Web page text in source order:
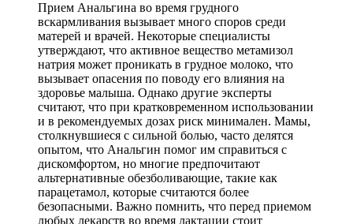
Прием Анальгина во время грудного
вскармливания вызывает много споров среди
матерей и врачей. Некоторые специалисты
утверждают, что активное вещество метамизол
натрия может проникать в грудное молоко, что
вызывает опасения по поводу его влияния на
здоровье малыша. Однако другие эксперты
считают, что при кратковременном использовании
и в рекомендуемых дозах риск минимален. Мамы,
столкнувшиеся с сильной болью, часто делятся
опытом, что Анальгин помог им справиться с
дискомфортом, но многие предпочитают
альтернативные обезболивающие, такие как
парацетамол, которые считаются более
безопасными. Важно помнить, что перед приемом
любых лекарств во время лактации стоит